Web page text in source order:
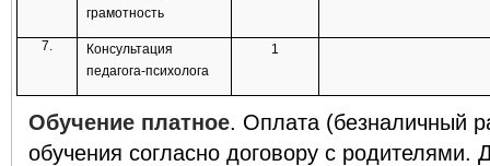
грамотность
7.
Консультация
педагога-психолога
1
Обучение платное. Оплата (безналичный
обучения согласно договору с родителями.